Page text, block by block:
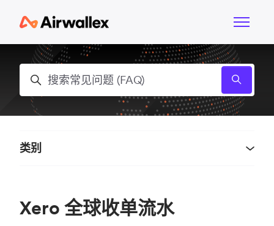
切换导
搜索
Xero 全球收单流水
类别